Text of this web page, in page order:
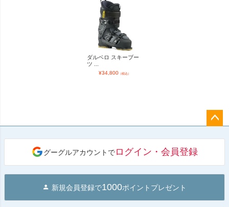
ダルベロ スキーブー
ツ ...
¥34,800（税込）
へ
グーグルアカウントでログイン・会員登録
新規会員登録で1000ポイントプレゼント